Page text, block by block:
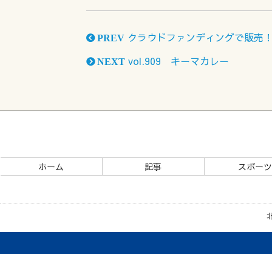
PREV クラウドファンディングで販売
NEXT vol.909 キーマカレー
ホーム 記事 スポーツ